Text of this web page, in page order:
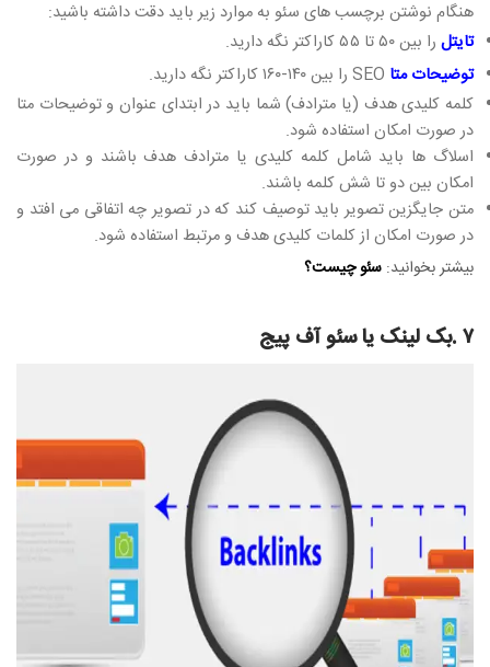
هنگام نوشتن برچسب های سئو به موارد زیر باید دقت داشته باشید:
تایتل را بین ۵۰ تا ۵۵ کاراکتر نگه دارید.
توضیحات متا
کلمه کلیدی هدف (یا مترادف) شما باید در ابتدای عنوان و توضیحات متا
در صورت امکان استفاده شود.
اسلاگ ها باید شامل کلمه کلیدی یا مترادف هدف باشند و در صورت
امکان بین دو تا شش کلمه باشند.
متن جایگزین تصویر باید توصیف کند که در تصویر چه اتفاقی می افتد و
در صورت امکان از کلمات کلیدی هدف و مرتبط استفاده شود.
بیشتر بخوانید: سئو چیست؟
۷ .بک لینک یا سئو آف پیج